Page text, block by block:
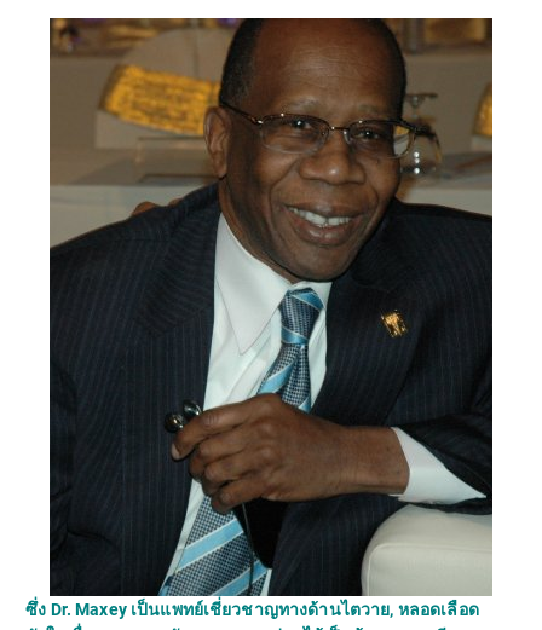
ซึ่ง Dr. Maxey เป็นแพทย์เชี่ยวชาญทางด้านไตวาย, หลอดเลือด